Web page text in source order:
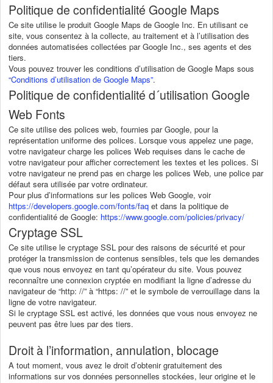
Politique de confidentialité Google Maps
Ce site utilise le produit Google Maps de Google Inc. En utilisant ce
site, vous consentez à la collecte, au traitement et à l’utilisation des
données automatisées collectées par Google Inc., ses agents et des
tiers.
Vous pouvez trouver les conditions d’utilisation de Google Maps sous
“Conditions d’utilisation de Google Maps”.
Politique de confidentialité d´utilisation Google
Web Fonts
Ce site utilise des polices web, fournies par Google, pour la
représentation uniforme des polices. Lorsque vous appelez une page,
votre navigateur charge les polices Web requises dans le cache de
votre navigateur pour afficher correctement les textes et les polices. Si
votre navigateur ne prend pas en charge les polices Web, une police par
défaut sera utilisée par votre ordinateur.
Pour plus d’informations sur les polices Web Google, voir
https://developers.google.com/fonts/faq et dans la politique de
confidentialité de Google: https://www.google.com/policies/privacy/
Cryptage SSL
Ce site utilise le cryptage SSL pour des raisons de sécurité et pour
protéger la transmission de contenus sensibles, tels que les demandes
que vous nous envoyez en tant qu’opérateur du site. Vous pouvez
reconnaître une connexion cryptée en modifiant la ligne d’adresse du
navigateur de “http: //” à “https: //” et le symbole de verrouillage dans la
ligne de votre navigateur.
Si le cryptage SSL est activé, les données que vous nous envoyez ne
peuvent pas être lues par des tiers.
Droit à l’information, annulation, blocage
A tout moment, vous avez le droit d’obtenir gratuitement des
informations sur vos données personnelles stockées, leur origine et le